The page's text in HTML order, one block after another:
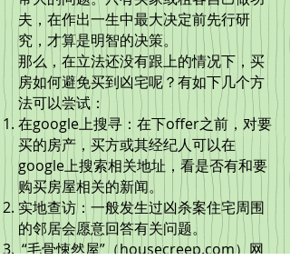
夫，在作出一生中最大决定前先行研
究，才算是明智的决策。
那么，在立法还没有跟上的情况下，买
房如何避免买到凶宅呢？有如下几个方
法可以尝试：
在google上搜寻：在下offer之前，对要
买的房产，买方或其经纪人可以在
google上搜索相关地址，看是否有和要
购买房屋相关的新闻。
实地查访：一般发生过凶杀案住宅周围
的邻居会愿意回答有关问题。
“毛骨悚然屋”（housecreep.com）网